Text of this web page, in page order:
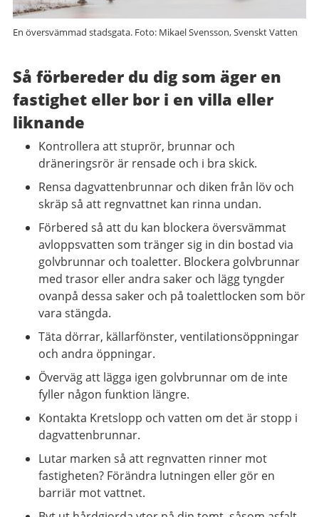
En översvämmad stadsgata. Foto: Mikael Svensson, Svenskt Vatten
Så förbereder du dig som äger en
fastighet eller bor i en villa eller
liknande
Kontrollera att stuprör, brunnar och
dräneringsrör är rensade och i bra skick.
Rensa dagvattenbrunnar och diken från löv och
skräp så att regnvattnet kan rinna undan.
Förbered så att du kan blockera översvämmat
avloppsvatten som tränger sig in din bostad via
golvbrunnar och toaletter. Blockera golvbrunnar
med trasor eller andra saker och lägg tyngder
ovanpå dessa saker och på toalettlocken som bör
vara stängda.
Täta dörrar, källarfönster, ventilationsöppningar
och andra öppningar.
Överväg att lägga igen golvbrunnar om de inte
fyller någon funktion längre.
Kontakta Kretslopp och vatten om det är stopp i
dagvattenbrunnar.
Lutar marken så att regnvatten rinner mot
fastigheten? Förändra lutningen eller gör en
barriär mot vattnet.